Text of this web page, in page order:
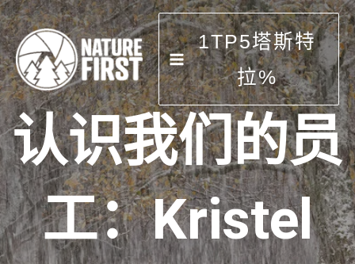
跳
到
内
容
1TP5塔斯特
拉%
认识我们的员
工：Kristel